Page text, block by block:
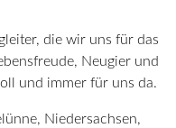
die wir uns für das
Neugier und
und immer für uns da.
Niedersachsen,